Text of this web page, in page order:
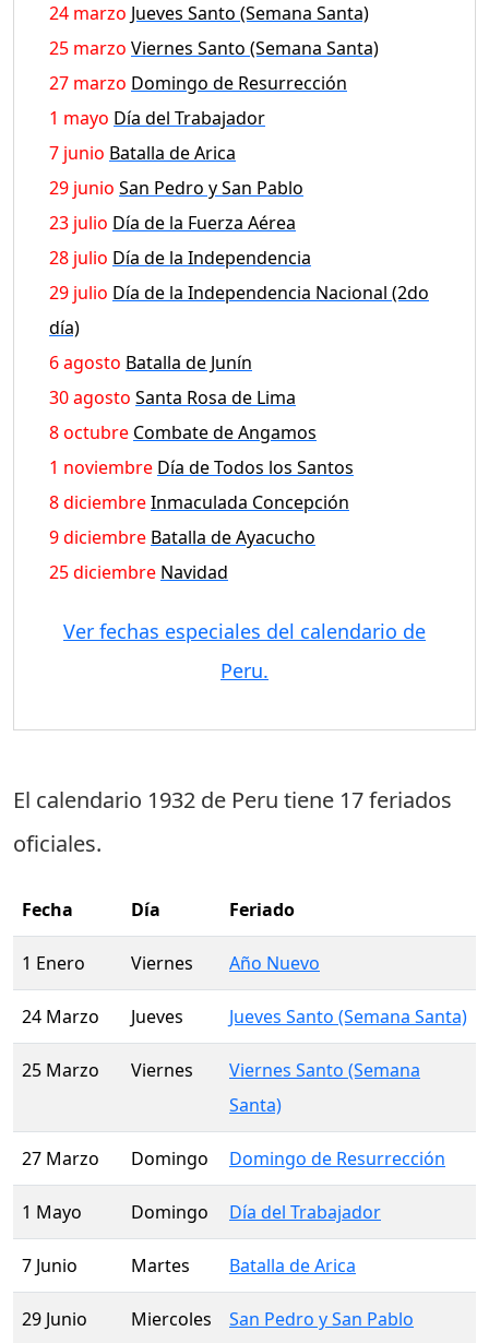
24 marzo Jueves Santo (Semana Santa)
25 marzo Viernes Santo (Semana Santa)
27 marzo Domingo de Resurrección
1 mayo Día del Trabajador
7 junio Batalla de Arica
29 junio San Pedro y San Pablo
23 julio Día de la Fuerza Aérea
28 julio Día de la Independencia
29 julio Día de la Independencia Nacional (2do
día)
6 agosto Batalla de Junín
30 agosto Santa Rosa de Lima
8 octubre Combate de Angamos
1 noviembre Día de Todos los Santos
8 diciembreInmaculada Concepción
9 diciembre Batalla de Ayacucho
25 diciembre Navidad
Ver fechas especiales del calendario de
Peru.
El calendario 1932 de Peru tiene 17 feriados
oficiales.
Fecha Día Feriado
1 Enero Viernes Año Nuevo
24 Marzo Jueves Jueves Santo (Semana Santa)
25 Marzo Viernes
Viernes Santo (Semana
Santa)
27 Marzo Domingo Domingo de Resurrección
1 Mayo Domingo Día del Trabajador
7 Junio Martes Batalla de Arica
29 Junio Miercoles San Pedro y San Pablo